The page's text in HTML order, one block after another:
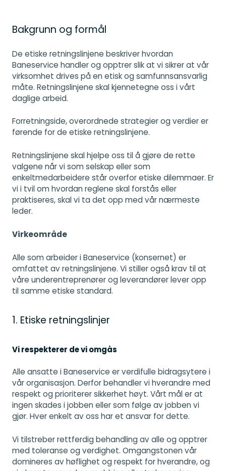
Bakgrunn og formål
De etiske retningslinjene beskriver hvordan
Baneservice handler og opptrer slik at vi sikrer at vår
virksomhet drives på en etisk og samfunnsansvarlig
måte. Retningslinjene skal kjennetegne oss i vårt
daglige arbeid.
Forretningside, overordnede strategier og verdier er
førende for de etiske retningslinjene.
Retningslinjene skal hjelpe oss til å gjøre de rette
valgene når vi som selskap eller som
enkeltmedarbeidere står overfor etiske dilemmaer. Er
vi i tvil om hvordan reglene skal forstås eller
praktiseres, skal vi ta det opp med vår nærmeste
leder.
Virkeområde
Alle som arbeider i Baneservice (konsernet) er
omfattet av retningslinjene. Vi stiller også krav til at
våre underentreprenører og leverandører lever opp
til samme etiske standard.
1. Etiske retningslinjer
Vi respekterer de vi omgås
Alle ansatte i Baneservice er verdifulle bidragsytere i
vår organisasjon. Derfor behandler vi hverandre med
respekt og prioriterer sikkerhet høyt. Vårt mål er at
ingen skades i jobben eller som følge av jobben vi
gjør. Hver enkelt av oss har et ansvar for dette.
Vi tilstreber rettferdig behandling av alle og opptrer
med toleranse og verdighet. Omgangstonen vår
domineres av høflighet og respekt for hverandre, og